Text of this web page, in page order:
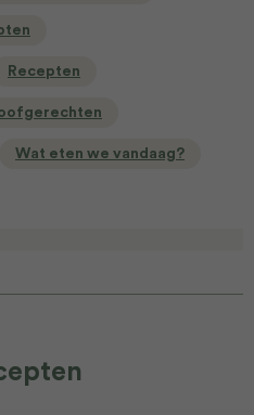
Recepten
Wat eten we vandaag?